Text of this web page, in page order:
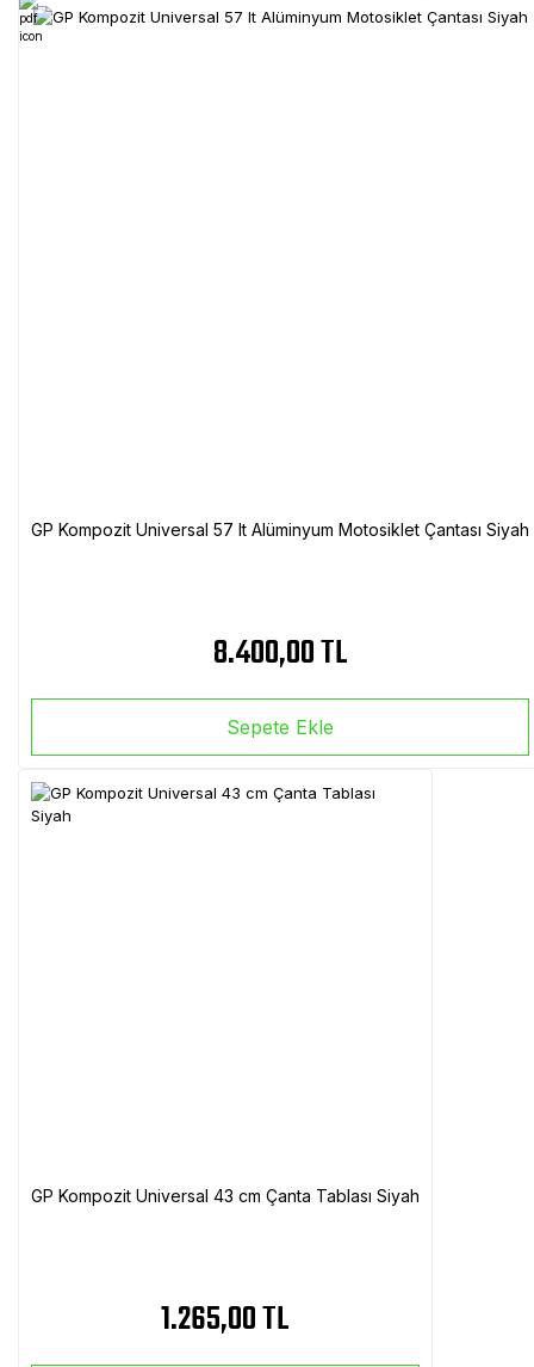
GP Kompozit Universal 57 lt Alüminyum Motosiklet Çantası Siyah
8.400,00 TL
Sepete Ekle
GP Kompozit Universal 43 cm Çanta Tablası Siyah
1.265,00 TL